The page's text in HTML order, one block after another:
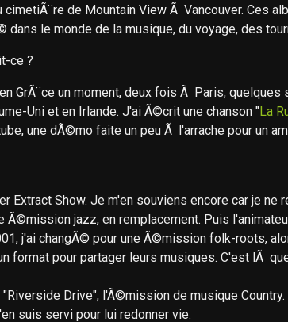
de Mountain View Ã Vancouver. Ces
le monde de la musique, du voyage, des
ce ?
GrÃ¨ce un moment, deux fois Ã Paris,
Uni et en Irlande. J'ai Ã©crit une chanson "La
une dÃ©mo faite un peu Ã l'arrache pour un
Show. Je m'en souviens encore car je ne
Ã©mission jazz, en remplacement. Puis
j'ai changÃ© pour une Ã©mission folk-roots,
format pour partager leurs musiques. C'est lÃ
Drive", l'Ã©mission de musique
suis servi pour lui redonner vie.